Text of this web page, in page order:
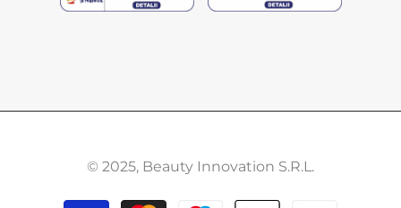
© 2025, Beauty Innovation S.R.L.